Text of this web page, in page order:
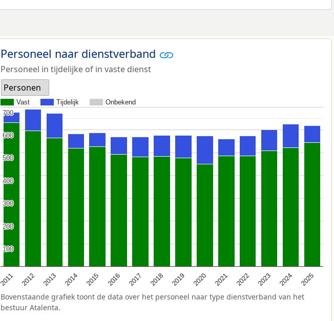
Personeel naar dienstverband
Personeel in tijdelijke of in vaste dienst
Personen
Vast Tijdelijk Onbekend
2011 2012 2013 2014 2015 2016 2017 2018 2019 2020 2021 2022 2023 2024 2025
100
100
200
200
300
300
400
400
500
500
600
600
700
700
Bovenstaande grafiek toont de data over het personeel naar type dienstverband van het
bestuur Atalenta.